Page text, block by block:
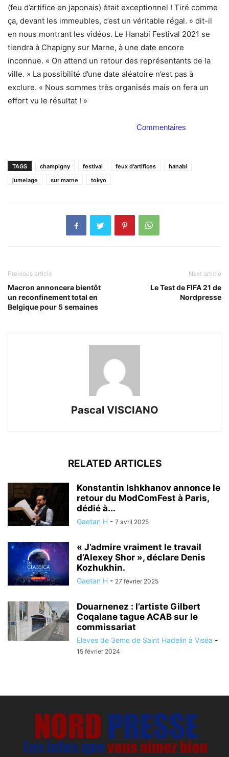
(feu d’artifice en japonais) était exceptionnel ! Tiré comme
ça, devant les immeubles, c’est un véritable régal. » dit-il
en nous montrant les vidéos. Le Hanabi Festival 2021 se
tiendra à Chapigny sur Marne, à une date encore
inconnue. « On attend un retour des représentants de la
ville. » La possibilité d’une date aléatoire n’est pas à
exclure. « Nous sommes très organisés mais on fera un
effort vu le résultat ! »
Commentaires
TAGS champigny festival feux d'artifices
hanabi
jumelage
sur marne tokyo
Previous article
Macron annoncera bientôt
un reconfinement total en
Belgique pour 5 semaines
Next article
Le Test de FIFA 21 de
Nordpresse
Pascal VISCIANO
RELATED ARTICLES
Konstantin Ishkhanov annonce le
retour du ModComFest à Paris,
dédié à...
Gaetan H - 7 avril 2025
« J’admire vraiment le travail
d’Alexey Shor », déclare Denis
Kozhukhin.
Gaetan H - 27 février 2025
Douarnenez : l’artiste Gilbert
Coqalane tague ACAB sur le
commissariat
Eleves de 3eme de Saint Hadelin à Viséa -
15 février 2024